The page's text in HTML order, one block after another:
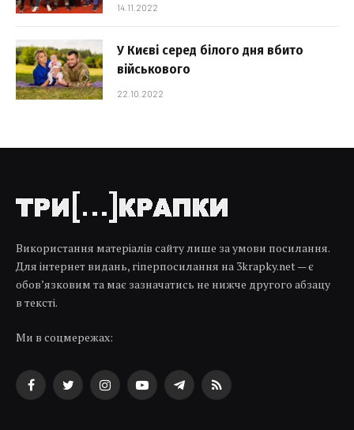
14.11.2022
У Києві серед білого дня вбито
військового
22.10.2022
Використання матеріалів сайту лише за умови посилання.
Для інтернет видань, гіперпосилання на 3krapky.net — є
обов’язковим та має зазначатись не нижче другого абзацу
в тексті.
Ми в соцмережах:
FacebookTwitterInstagramYouTubeTelegramRSS